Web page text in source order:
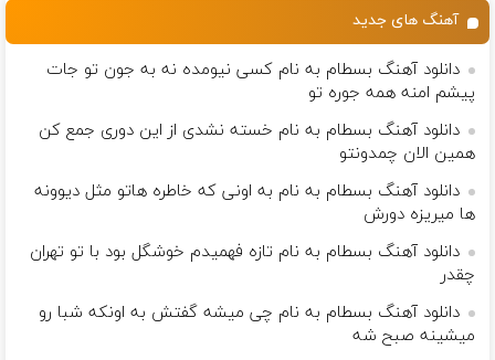
آهنگ های جدید
دانلود آهنگ بسطام به نام کسی نیومده نه به جون تو جات
پیشم امنه همه جوره تو
دانلود آهنگ بسطام به نام خسته نشدی از این دوری جمع کن
همین الان چمدونتو
دانلود آهنگ بسطام به نام به اونی که خاطره هاتو مثل دیوونه
ها میریزه دورش
دانلود آهنگ بسطام به نام تازه فهمیدم خوشگل بود با تو تهران
چقدر
دانلود آهنگ بسطام به نام چی میشه گفتش به اونکه شبا رو
میشینه صبح شه